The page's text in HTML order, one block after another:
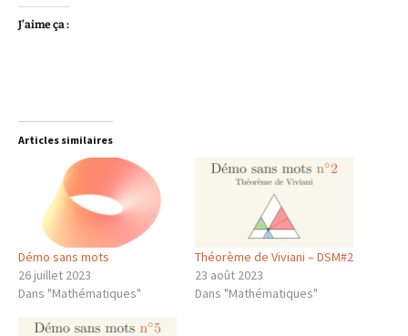
J’aime ça :
Articles similaires
Démo sans mots
26 juillet 2023
Dans "Mathématiques"
Théorème de Viviani – DSM#2
23 août 2023
Dans "Mathématiques"